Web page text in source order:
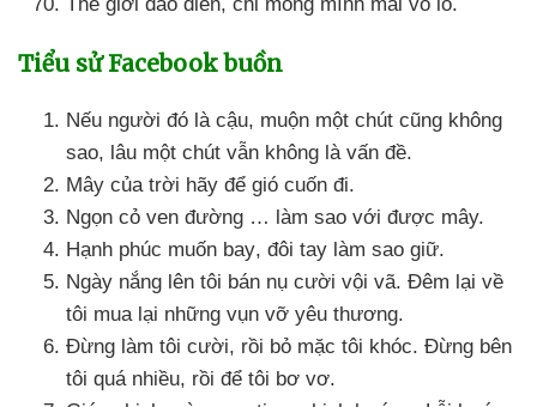
Tiểu sử Facebook buồn
Nếu người đó là cậu, muộn một chút cũng không
sao, lâu một chút vẫn không là vấn đề.
Mây của trời hãy để gió cuốn đi.
Ngọn cỏ ven đường … làm sao với được mây.
Hạnh phúc muốn bay, đôi tay làm sao giữ.
Ngày nắng lên tôi bán nụ cười vội vã. Đêm lại về
tôi mua lại những vụn vỡ yêu thương.
Đừng làm tôi cười, rồi bỏ mặc tôi khóc. Đừng bên
tôi quá nhiều, rồi để tôi bơ vơ.